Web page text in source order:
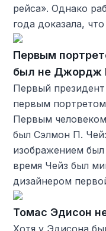
рейса». Однако
года доказала,
Первым
был не Джордж
Первый
первым
Первым
был Сэлмон П.
изображением был
время Чейз был
дизайнером
Томас Эдисон